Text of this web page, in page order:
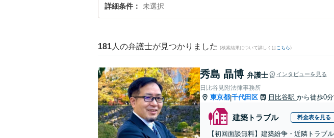
詳細条件 未選択
181 人の弁護士が見つかりました (検索結果について詳しくは こちら)
秀島 晶博 弁護士 インタビューを見る
日比谷見附法律事務所
東京都|千代田区 日比谷駅 から徒歩0分
建築トラブル 料金表を見る
【初回面談無料】建築紛争・近隣トラブ